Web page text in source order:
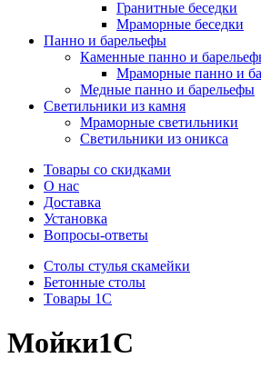
Гранитные беседки
Мраморные беседки
Панно и барельефы
Каменные панно и
Мраморные панно и
Медные панно и барельефы
Светильники из камня
Мраморные светильники
Светильники из оникса
Товары со скидками
О нас
Доставка
Установка
Вопросы-ответы
Столы стулья скамейки
Бетонные столы
Tовары 1C
Мойки1С